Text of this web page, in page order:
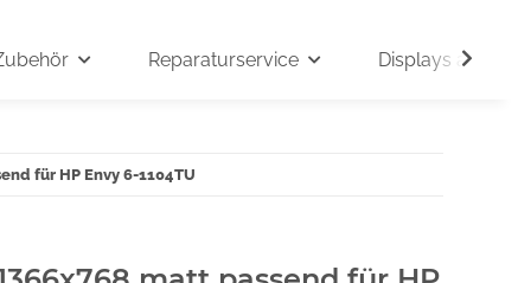
Reparaturservice Displays auf
für HP Envy 6-1104TU